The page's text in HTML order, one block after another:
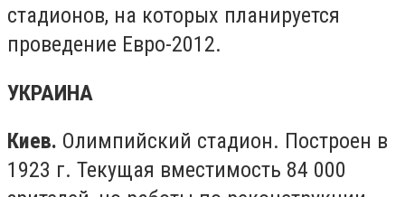
стадионов, на которых планируется
проведение Евро-2012.
УКРАИНА
Киев. Олимпийский стадион. Построен в
1923 г. Текущая вместимость 84 000